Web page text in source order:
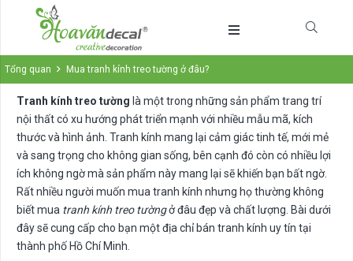
Tổng quan Mua tranh kính treo tường ở đâu?
Tranh kính treo tường là một trong những sản phẩm trang trí
nội thất có xu hướng phát triển mạnh với nhiều mẫu mã, kích
thước và hình ảnh. Tranh kính mang lại cảm giác tinh tế, mới mẻ
và sang trọng cho không gian sống, bên cạnh đó còn có nhiều lợi
ích không ngờ mà sản phẩm này mang lại sẽ khiến bạn bất ngờ.
Rất nhiều người muốn mua tranh kính nhưng họ thường không
biết mua tranh kính treo tườngở đâu đẹp và chất lượng. Bài dưới
đây sẽ cung cấp cho bạn một địa chỉ bán tranh kính uy tín tại
thành phố Hồ Chí Minh.